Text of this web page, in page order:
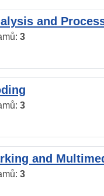
and
3
3
and
3